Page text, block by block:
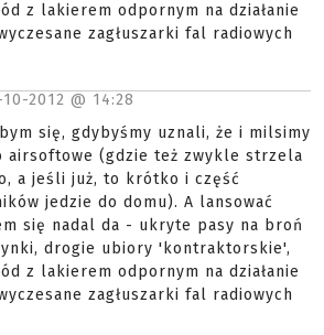
z lakierem odpornym na działanie
zagłuszarki fal radiowych
10-2012 @ 14:28
się, gdybyśmy uznali, że i milsimy
airsoftowe (gdzie też zwykle strzela
a jeśli już, to krótko i część
jedzie do domu). A lansować
się nadal da - ukryte pasy na broń
drogie ubiory 'kontraktorskie',
z lakierem odpornym na działanie
zagłuszarki fal radiowych